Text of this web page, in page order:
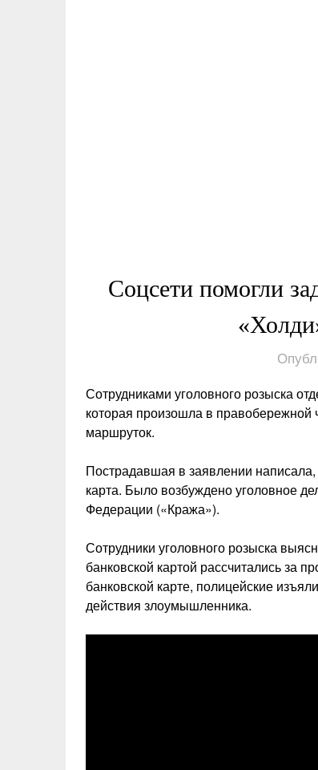
Соцсети помогли
Сотрудниками уголовного розыска
которая произошла в правобережной
маршруток.
Пострадавшая в заявлении
карта. Было возбуждено уголовное
Федерации («Кража»).
Сотрудники уголовного розыска
банковской картой рассчитались за
банковской карте, полицейские
действия злоумышленника.